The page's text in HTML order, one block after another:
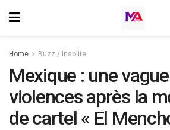
Home Buzz / Insolite
Mexique : une
violences après la
de cartel « El